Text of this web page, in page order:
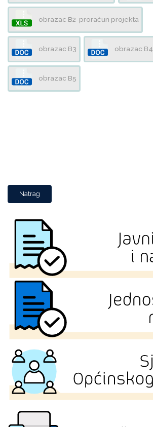
obrazac B2-proračun projekta
obrazac B3 obrazac B4
obrazac B5
Natrag